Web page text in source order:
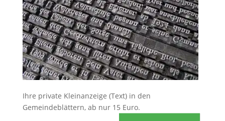
Ihre private Kleinanzeige (Text) in den
Gemeindeblättern, ab nur 15 Euro.